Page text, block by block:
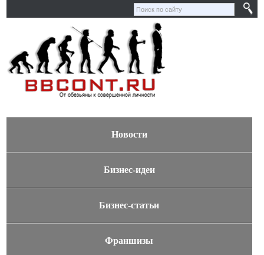
Новости
Бизнес-идеи
Бизнес-статьи
Франшизы